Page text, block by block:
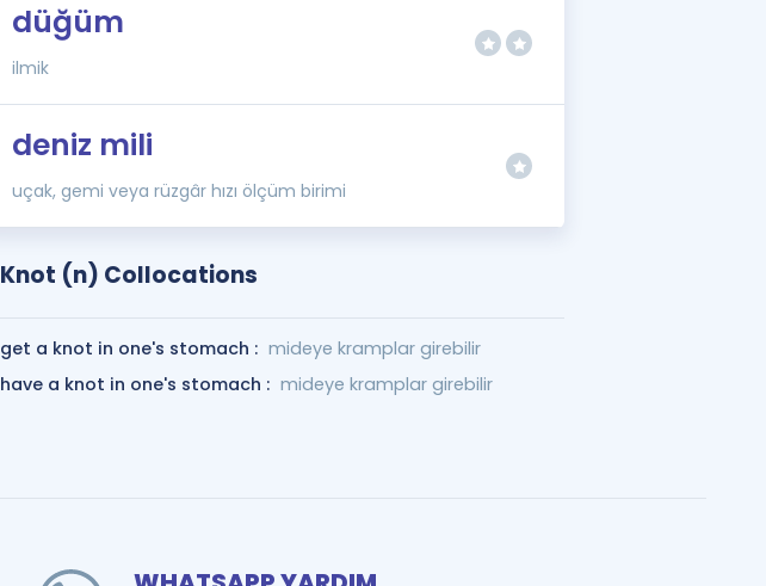
düğüm
ilmik
deniz mili
uçak, gemi veya rüzgâr hızı ölçüm birimi
Knot (n) Collocations
get a knot in one's stomach : mideye kramplar girebilir
have a knot in one's stomach : mideye kramplar girebilir